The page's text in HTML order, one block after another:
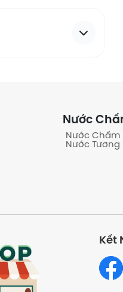
Nước
Nước Chấm
Nước Tương
Kết